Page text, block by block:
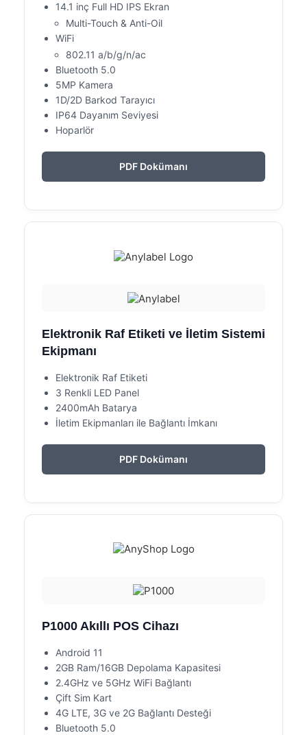
14.1 inç Full HD IPS Ekran
Multi-Touch & Anti-Oil
WiFi
802.11 a/b/g/n/ac
Bluetooth 5.0
5MP Kamera
1D/2D Barkod Tarayıcı
IP64 Dayanım Seviyesi
Hoparlör
PDF Dokümanı
Elektronik Raf Etiketi ve İletim Sistemi
Ekipmanı
Elektronik Raf Etiketi
3 Renkli LED Panel
2400mAh Batarya
İletim Ekipmanları ile Bağlantı İmkanı
PDF Dokümanı
P1000 Akıllı POS Cihazı
Android 11
2GB Ram/16GB Depolama Kapasitesi
2.4GHz ve 5GHz WiFi Bağlantı
Çift Sim Kart
4G LTE, 3G ve 2G Bağlantı Desteği
Bluetooth 5.0